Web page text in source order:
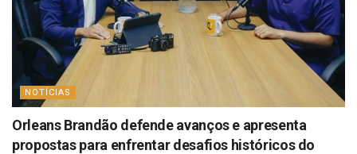
NOTÍCIAS
Orleans Brandão defende avanços e apresenta
propostas para enfrentar desafios históricos do